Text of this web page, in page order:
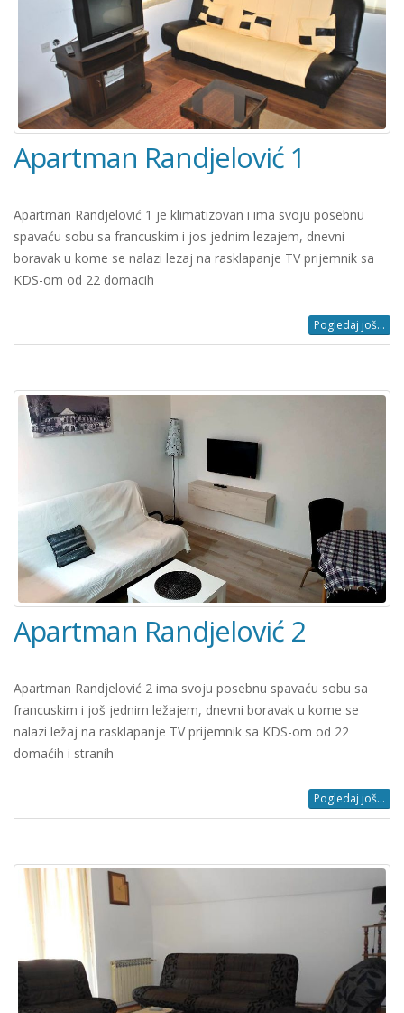
Apartman Randjelović 1
Apartman Randjelović 1 je klimatizovan i ima svoju posebnu
spavaću sobu sa francuskim i jos jednim lezajem, dnevni
boravak u kome se nalazi lezaj na rasklapanje TV prijemnik sa
KDS-om od 22 domacih
Pogledaj još...
Apartman Randjelović 2
Apartman Randjelović 2 ima svoju posebnu spavaću sobu sa
francuskim i još jednim ležajem, dnevni boravak u kome se
nalazi ležaj na rasklapanje TV prijemnik sa KDS-om od 22
domaćih i stranih
Pogledaj još...